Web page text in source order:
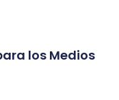
los Medios